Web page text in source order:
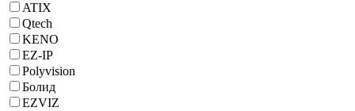
ATIX
Qtech
KENO
EZ-IP
Polyvision
Болид
EZVIZ